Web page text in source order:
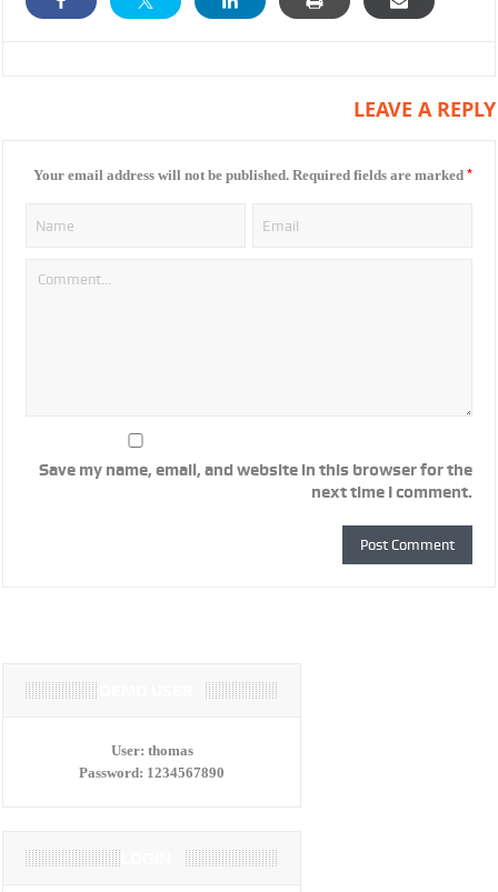
LEAVE A REPLY
Your email address will not be published. Required fields are marked *
Save my name, email, and website in this browser for the
next time I comment.
User: thomas
Password: 1234567890